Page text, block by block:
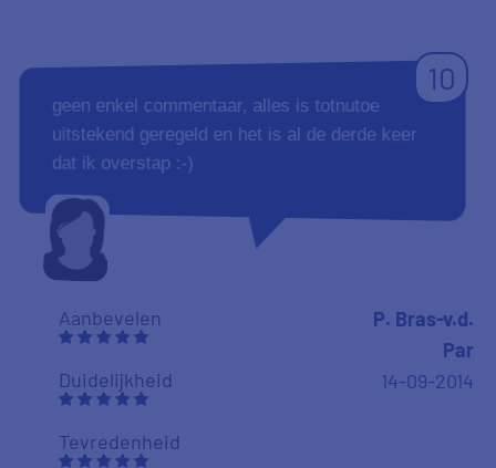
10
geen enkel commentaar, alles is totnutoe
uitstekend geregeld en het is al de derde keer
dat ik overstap :-)
Aanbevelen
Duidelijkheid
Tevredenheid
P. Bras-v.d.
Par
14-09-2014